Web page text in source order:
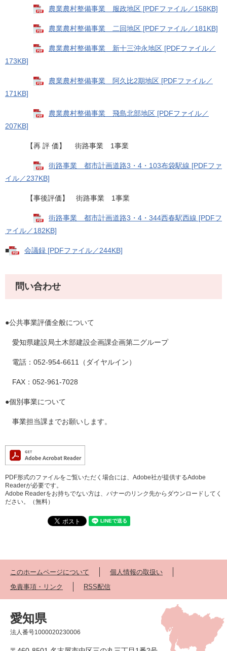
農業農村整備事業 服政地区 [PDFファイル／158KB]
農業農村整備事業 二回地区 [PDFファイル／181KB]
農業農村整備事業 新十三沖永地区 [PDFファイル／
173KB]
農業農村整備事業 阿久比2期地区 [PDFファイル／
171KB]
農業農村整備事業 飛島北部地区 [PDFファイル／
207KB]
【再 評 価】 街路事業 1事業
街路事業 都市計画道路3・4・103布袋駅線 [PDFファ
イル／237KB]
【事後評価】 街路事業 1事業
街路事業 都市計画道路3・4・344西春駅西線 [PDFフ
ァイル／182KB]
■ 会議録 [PDFファイル／244KB]
問い合わせ
●公共事業評価全般について
愛知県建設局土木部建設企画課企画第二グループ
電話：052-954-6611（ダイヤルイン）
FAX：052-961-7028
●個別事業について
事業担当課までお願いします。
PDF形式のファイルをご覧いただく場合には、Adobe社が提供するAdobe
Readerが必要です。
Adobe Readerをお持ちでない方は、バナーのリンク先からダウンロードしてく
ださい。（無料）
このホームページについて
個人情報の取扱い
免責事項・リンク
RSS配信
愛知県
法人番号1000020230006